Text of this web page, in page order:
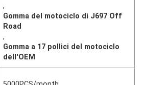
,
Gomma del motociclo di J697 Off
Road
,
Gomma a 17 pollici del motociclo
dell'OEM